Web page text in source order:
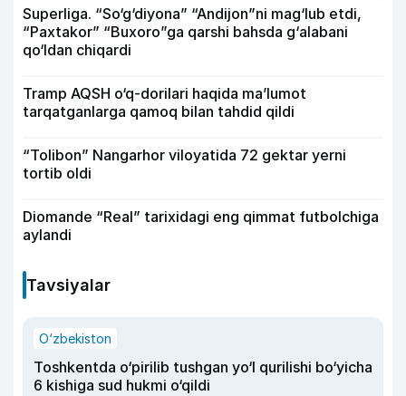
Superliga. “So‘g‘diyona” “Andijon”ni mag‘lub etdi,
“Paxtakor” “Buxoro”ga qarshi bahsda g‘alabani
qo‘ldan chiqardi
Tramp AQSH o‘q-dorilari haqida ma’lumot
tarqatganlarga qamoq bilan tahdid qildi
“Tolibon” Nangarhor viloyatida 72 gektar yerni
tortib oldi
Diomande “Real” tarixidagi eng qimmat futbolchiga
aylandi
Tavsiyalar
O‘zbekiston
Toshkentda o‘pirilib tushgan yo‘l qurilishi bo‘yicha
6 kishiga sud hukmi o‘qildi